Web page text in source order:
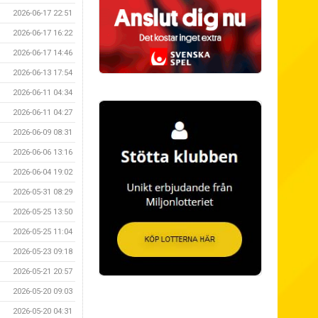
2026-06-17 22:51
2026-06-17 16:22
2026-06-17 14:46
2026-06-13 17:54
2026-06-11 04:34
2026-06-11 04:27
2026-06-09 08:31
2026-06-06 13:16
2026-06-04 19:02
2026-05-31 08:29
2026-05-25 13:50
2026-05-25 11:04
2026-05-23 09:18
2026-05-21 20:57
2026-05-20 09:03
2026-05-20 04:31